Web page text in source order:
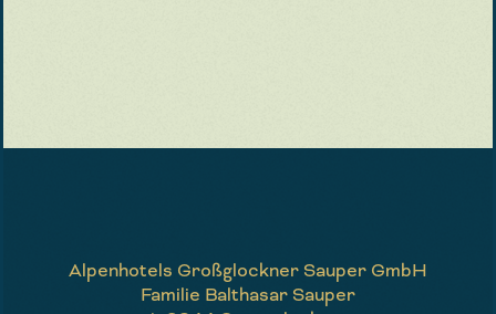
Alpenhotels Großglockner Sauper GmbH
Familie Balthasar Sauper